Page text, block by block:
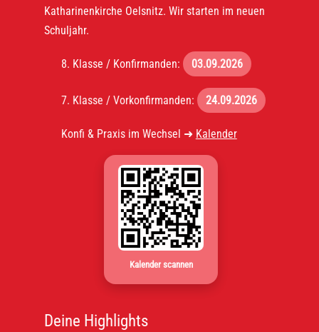
Katharinenkirche Oelsnitz. Wir starten im neuen
Schuljahr.
8. Klasse / Konfirmanden: 03.09.2026
7. Klasse / Vorkonfirmanden: 24.09.2026
Konfi & Praxis im Wechsel ➜ Kalender
Kalender scannen
Deine Highlights